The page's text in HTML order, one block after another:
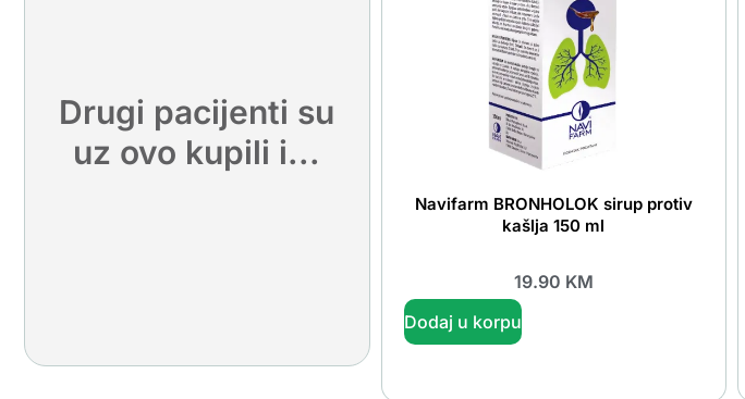
Drugi pacijenti su
uz ovo kupili i...
Navifarm BRONHOLOK sirup protiv
kašlja 150 ml
19.90 KM
Dodaj u korpu